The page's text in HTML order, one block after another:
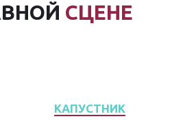
СЦЕНЕ
КАПУСТНИК